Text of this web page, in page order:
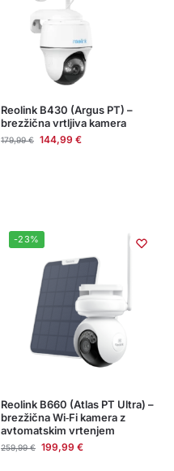
Reolink B430 (Argus PT) –
brezžična vrtljiva kamera
179,99€ 144,99 €
-23%
Reolink B660 (Atlas PT Ultra) –
brezžična Wi‑Fi kamera z
avtomatskim vrtenjem
259,99€ 199,99 €